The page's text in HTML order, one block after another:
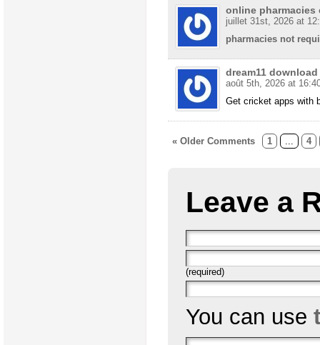
online pharmacies
juillet 31st, 2026 at
pharmacies not
dream11 download
août 5th, 2026 at
Get cricket apps with
« Older Comments 1 ... 4
Leave a
(required)
You can use